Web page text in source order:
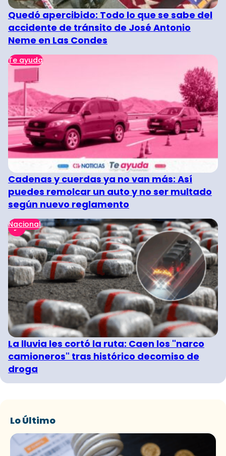
Quedó apercibido: Todo lo que se sabe del
accidente de tránsito de José Antonio
Neme en Las Condes
Te ayuda
Cadenas y cuerdas ya no van más: Así
puedes remolcar un auto y no ser multado
según nuevo reglamento
Nacional
La lluvia les cortó la ruta: Caen los "narco
camioneros" tras histórico decomiso de
droga
Lo Último